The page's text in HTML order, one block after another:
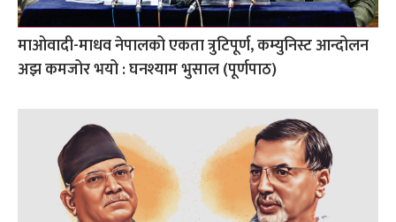
माओवादी-माधव नेपालको एकता त्रुटिपूर्ण, कम्युनिस्ट आन्दोलन
अझ कमजोर भयो : घनश्याम भुसाल (पूर्णपाठ)